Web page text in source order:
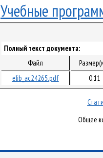
Учебные
Полный текст документа:
Файл
elib_ac24265.pdf
0.11
Общее